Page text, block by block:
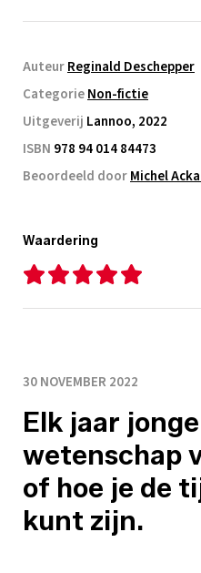
AuteurReginald Deschepper
CategorieNon-fictie
Uitgeverij Lannoo, 2022
ISBN 978 94 014 84473
Beoordeeld doorMichel
Waardering
30 NOVEMBER 2022
Elk jaar
wetenschap
of hoe je de
kunt zijn.